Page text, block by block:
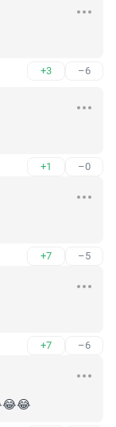
+3 –6
+1 –0
+7 –5
+7 –6